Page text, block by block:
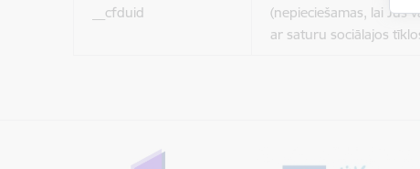
__cfduid
(nepieciešamas, lai Jūs
ar saturu sociālajos